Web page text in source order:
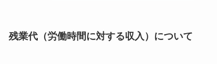
残業代（労働時間に対する収入）について